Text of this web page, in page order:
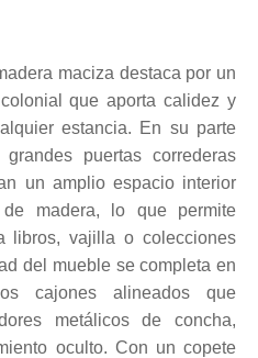
maciza destaca por un
que aporta calidez y
estancia. En su parte
puertas correderas
un amplio espacio interior
madera, lo que permite
libros, vajilla o colecciones
del mueble se completa en
cajones alineados que
metálicos de concha,
oculto. Con un copete